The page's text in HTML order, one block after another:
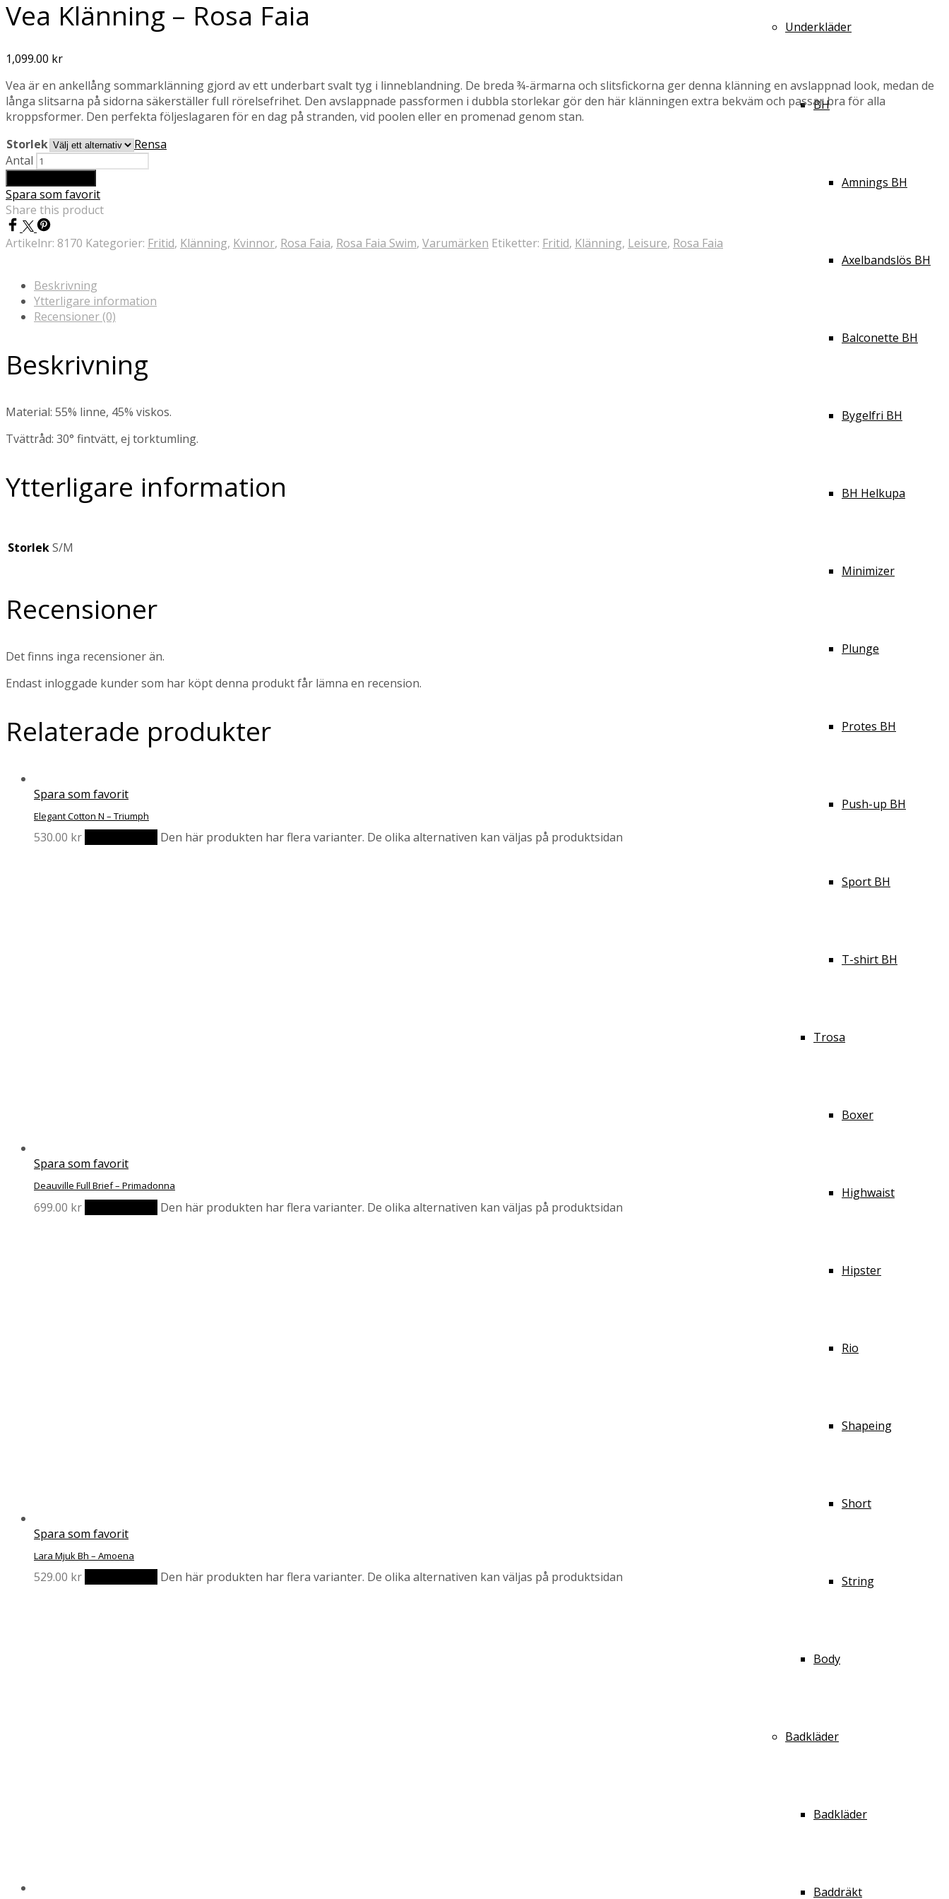
Underkläder
BH
Amnings BH
Axelbandslös BH
Balconette BH
Bygelfri BH
BH Helkupa
Minimizer
Plunge
Protes BH
Push-up BH
Sport BH
T-shirt BH
Trosa
Boxer
Highwaist
Hipster
Rio
Shapeing
Short
String
Body
Badkläder
Badkläder
Baddräkt
Vea Klänning – Rosa Faia
1,099.00 kr
Vea är en ankellång sommarklänning gjord av ett underbart svalt tyg i linneblandning. De breda ¾-ärmarna och slitsfickorna ger denna klänning en avslappnad look, medan de
långa slitsarna på sidorna säkerställer full rörelsefrihet. Den avslappnade passformen i dubbla storlekar gör den här klänningen extra bekväm och passar bra för alla
kroppsformer. Den perfekta följeslagaren för en dag på stranden, vid poolen eller en promenad genom stan.
Storlek
Rensa
Antal
Spara som favorit
Share this product
Artikelnr: 8170 Kategorier: Fritid, Klänning, Kvinnor, Rosa Faia, Rosa Faia Swim, Varumärken Etiketter: Fritid, Klänning, Leisure, Rosa Faia
Beskrivning
Ytterligare information
Recensioner (0)
Beskrivning
Material: 55% linne, 45% viskos.
Tvättråd: 30° fintvätt, ej torktumling.
Ytterligare information
StorlekS/M
Recensioner
Det finns inga recensioner än.
Endast inloggade kunder som har köpt denna produkt får lämna en recension.
Relaterade produkter
Spara som favorit
Elegant Cotton N – Triumph
530.00 kr Den här produkten har flera varianter. De olika alternativen kan väljas på produktsidan
Spara som favorit
Deauville Full Brief – Primadonna
699.00 kr Den här produkten har flera varianter. De olika alternativen kan väljas på produktsidan
Spara som favorit
Lara Mjuk Bh – Amoena
529.00 kr Den här produkten har flera varianter. De olika alternativen kan väljas på produktsidan